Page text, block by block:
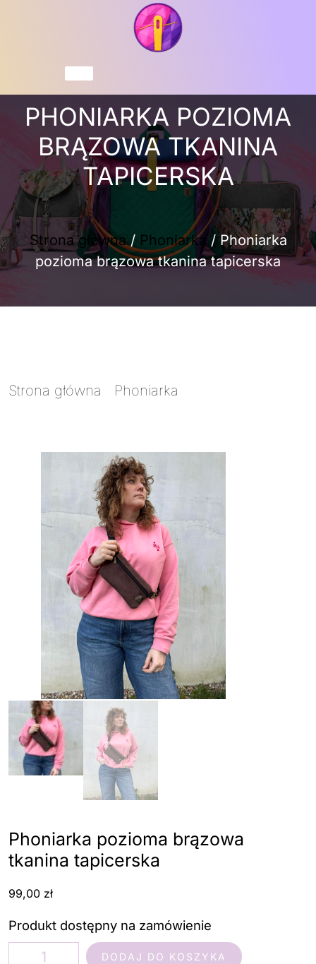
PHONIARKA POZIOMA
BRĄZOWA TKANINA
TAPICERSKA
Strona główna / Phoniarka / Phoniarka
pozioma brązowa tkanina tapicerska
Strona główna Phoniarka
Phoniarka pozioma brązowa
tkanina tapicerska
99,00 zł
Produkt dostępny na zamówienie
DODAJ DO KOSZYKA